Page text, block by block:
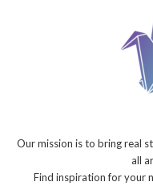
Our mission is to bring real
all
Find inspiration for your